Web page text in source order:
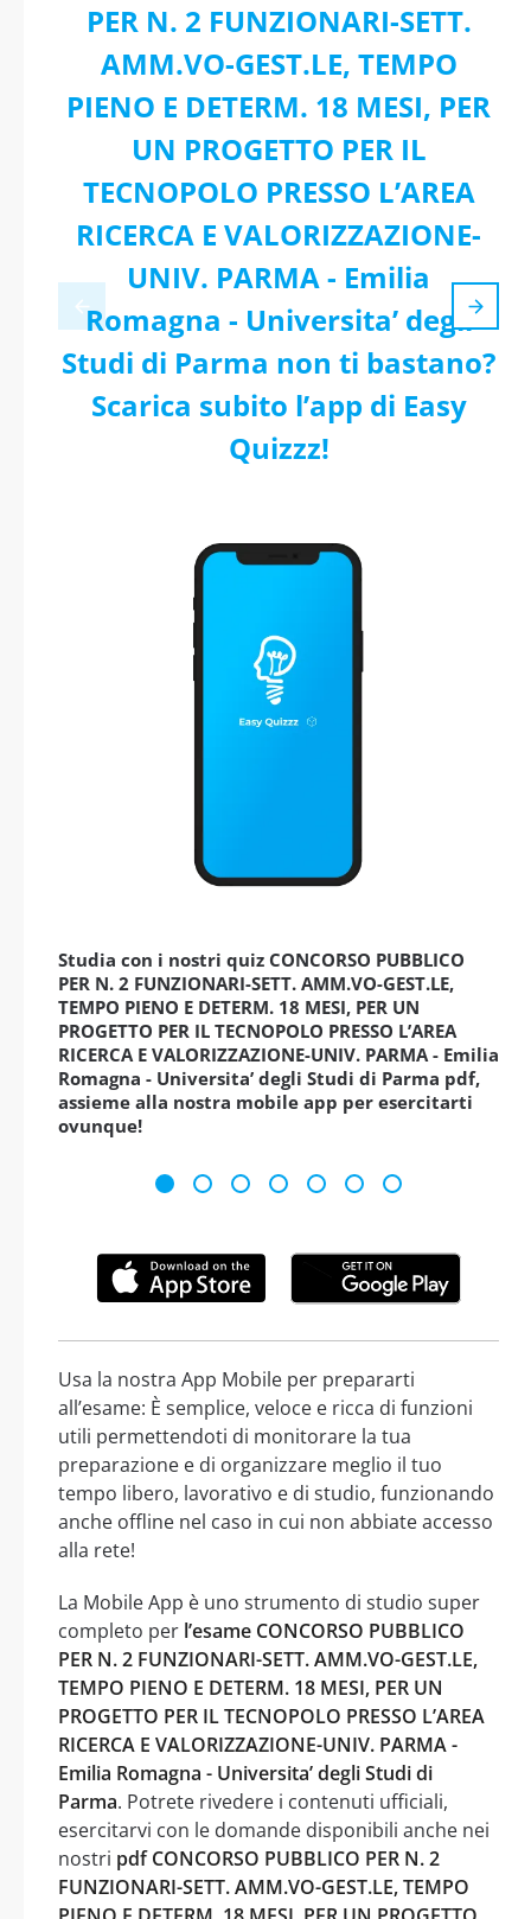
PER N. 2 FUNZIONARI-SETT.
AMM.VO-GEST.LE, TEMPO
PIENO E DETERM. 18 MESI, PER
UN PROGETTO PER IL
TECNOPOLO PRESSO L’AREA
RICERCA E VALORIZZAZIONE-
UNIV. PARMA - Emilia
Romagna - Universita’ degli
Studi di Parma non ti bastano?
Scarica subito l’app di Easy
Quizzz!
Studia con i nostri quiz CONCORSO PUBBLICO
PER N. 2 FUNZIONARI-SETT. AMM.VO-GEST.LE,
TEMPO PIENO E DETERM. 18 MESI, PER UN
PROGETTO PER IL TECNOPOLO PRESSO L’AREA
RICERCA E VALORIZZAZIONE-UNIV. PARMA - Emilia
Romagna - Universita’ degli Studi di Parma pdf,
assieme alla nostra mobile app per esercitarti
ovunque!
Usa la nostra App Mobile per prepararti
all’esame: È semplice, veloce e ricca di funzioni
utili permettendoti di monitorare la tua
preparazione e di organizzare meglio il tuo
tempo libero, lavorativo e di studio, funzionando
anche offline nel caso in cui non abbiate accesso
alla rete!
La Mobile App è uno strumento di studio super
completo per l’esame CONCORSO PUBBLICO
PER N. 2 FUNZIONARI-SETT. AMM.VO-GEST.LE,
TEMPO PIENO E DETERM. 18 MESI, PER UN
PROGETTO PER IL TECNOPOLO PRESSO L’AREA
RICERCA E VALORIZZAZIONE-UNIV. PARMA -
Emilia Romagna - Universita’ degli Studi di
Parma. Potrete rivedere i contenuti ufficiali,
esercitarvi con le domande disponibili anche nei
nostri pdf CONCORSO PUBBLICO PER N. 2
FUNZIONARI-SETT. AMM.VO-GEST.LE, TEMPO